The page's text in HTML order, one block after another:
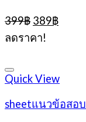
399฿ Original
price
was:
389฿
ลดราคา!
Quick View
sheetแนวข้อสอ